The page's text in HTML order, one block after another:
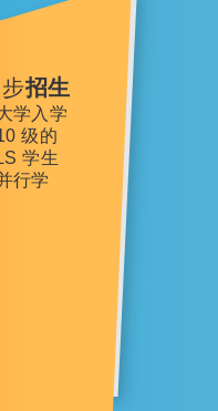
招生
学入学
级的
学生
行学